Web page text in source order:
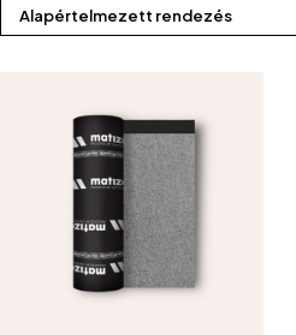
Alapértelmezett rendezés